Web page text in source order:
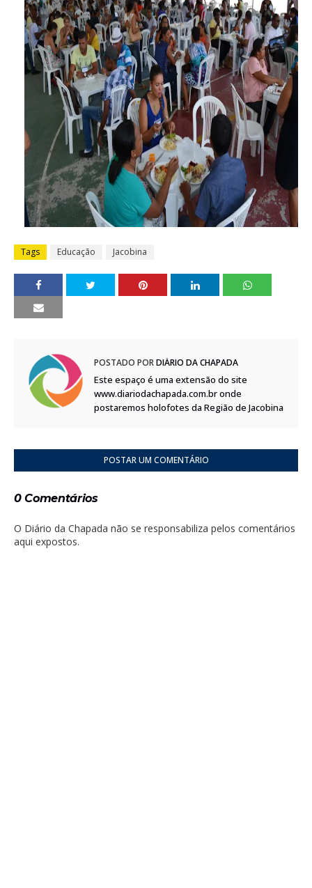
Tags Educação Jacobina
POSTADO PORDIÁRIO DA CHAPADA
Este espaço é uma extensão do site
www.diariodachapada.com.br onde
postaremos holofotes da Região de Jacobina
POSTAR UM COMENTÁRIO
0 Comentários
O Diário da Chapada não se responsabiliza pelos comentários
aqui expostos.